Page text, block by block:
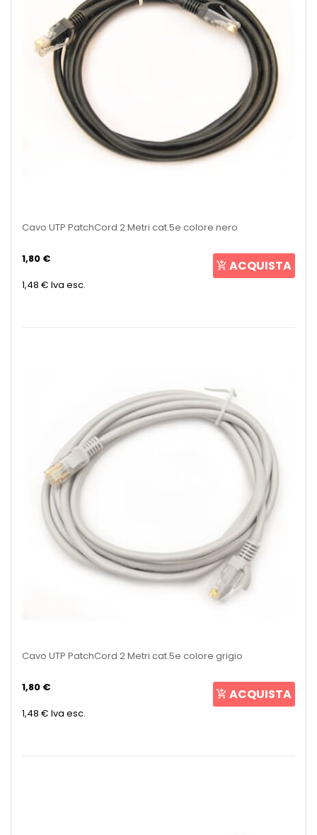
Cavo UTP PatchCord 2 Metri cat.5e colore nero
1,80 €
1,48 € Iva esc.
ACQUISTA
Cavo UTP PatchCord 2 Metri cat.5e colore grigio
1,80 €
1,48 € Iva esc.
ACQUISTA